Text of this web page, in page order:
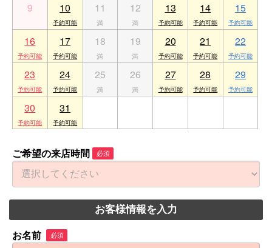
9 10 11 12 13 14 15
16 17 18 19 20 21 22
23 24 25 26 27 28 29
30 31
ご希望の来店時間 必須
お客様情報を入力
お名前 必須